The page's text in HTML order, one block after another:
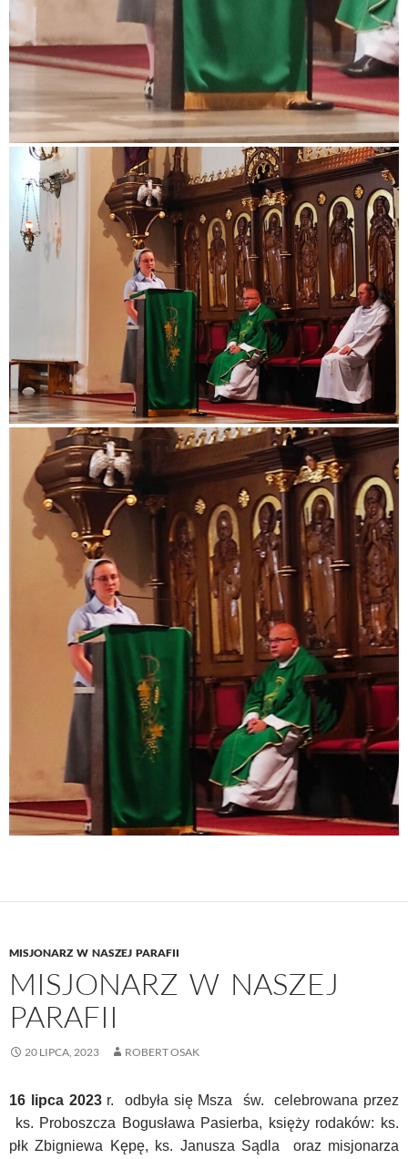
MISJONARZ W NASZEJ PARAFII
MISJONARZ W NASZEJ
PARAFII
20 LIPCA, 2023 ROBERT OSAK
16 lipca 2023r. odbyła się Msza św. celebrowana przez
ks. Proboszcza Bogusława Pasierba, księży rodaków: ks.
płk Zbigniewa Kępę, ks. Janusza Sądla oraz misjonarza